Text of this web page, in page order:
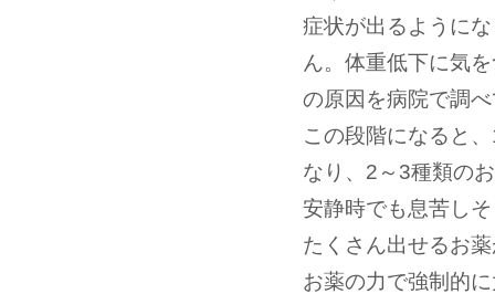
症状が出るように
ん。体重低下に気
の原因を病院で調
この段階になると
なり、2～3種類の
安静時でも息苦し
たくさん出せるお
お薬の力で強制的